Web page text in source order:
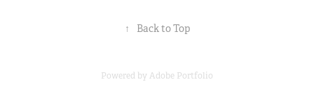
↑ Back to Top
Powered byAdobe Portfolio